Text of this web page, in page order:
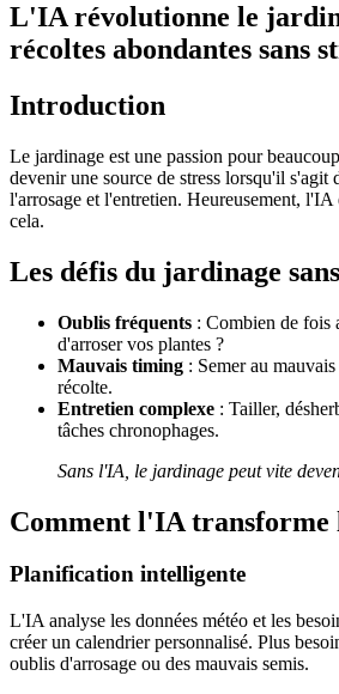
L'IA révolutionne le
récoltes abondantes sans
Introduction
Le jardinage est une passion pour
devenir une source de stress lorsqu'il s'agit
l'arrosage et l'entretien. Heureusement,
cela.
Les défis du jardinage
Oublis fréquents : Combien de fois
d'arroser vos plantes ?
Mauvais timing : Semer au
récolte.
Entretien complexe : Tailler,
tâches chronophages.
Sans l'IA, le jardinage peut vite
Comment l'IA transforme
Planification intelligente
L'IA analyse les données météo et les
créer un calendrier personnalisé. Plus
oublis d'arrosage ou des mauvais semis.